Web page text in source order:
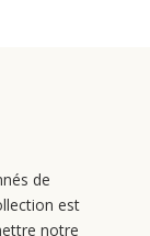
de
est
notre